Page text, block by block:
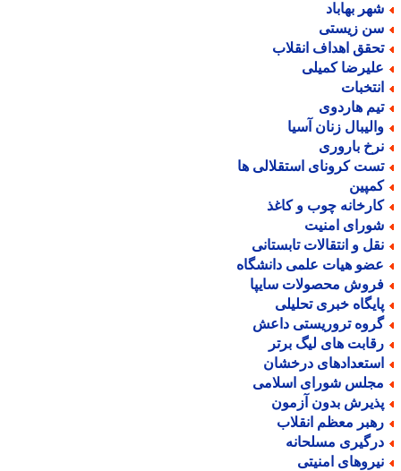
بهاباد
زیستی
اهداف انقلاب
کمیلی
هاردوی
زنان آسیا
باروری
کرونای استقلالی ها
چوب و کاغذ
امنیت
و انتقالات تابستانی
هیات علمی دانشگاه
محصولات سایپا
خبری تحلیلی
تروریستی داعش
های لیگ برتر
درخشان
شورای اسلامی
بدون آزمون
معظم انقلاب
مسلحانه
امنیتی